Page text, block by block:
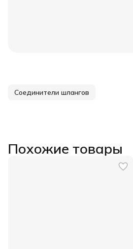
Соединители шлангов
Похожие товары